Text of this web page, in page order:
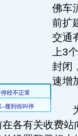
佛车
前扩
交通
上3
封闭
速增
为
各有关收费站